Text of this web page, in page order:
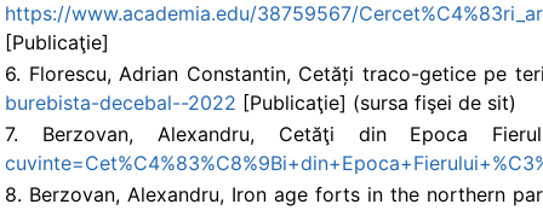
https://www.academia.edu/38759567/
[Publicaţie]
6. Florescu, Adrian Constantin, Cetăți traco-getice pe
burebista-decebal--2022 [Publicaţie] (sursa fişei de sit)
7. Berzovan, Alexandru, Cetăţi din Epoca
8. Berzovan, Alexandru, Iron age forts in the northern